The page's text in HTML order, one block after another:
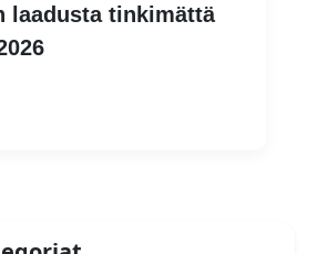
laadusta tinkimättä